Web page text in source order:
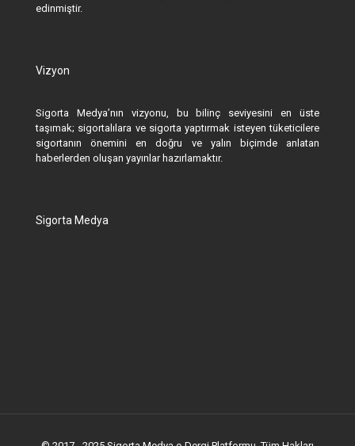
edinmiştir.
Vizyon
Sigorta Medya’nın vizyonu, bu bilinç seviyesini en üste
taşımak; sigortalılara ve sigorta yaptırmak isteyen tüketicilere
sigortanın önemini en doğru ve yalın biçimde anlatan
haberlerden oluşan yayınlar hazırlamaktır.
Sigorta Medya